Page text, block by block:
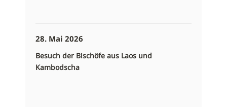
28. Mai 2026
Besuch der Bischöfe aus Laos und
Kambodscha